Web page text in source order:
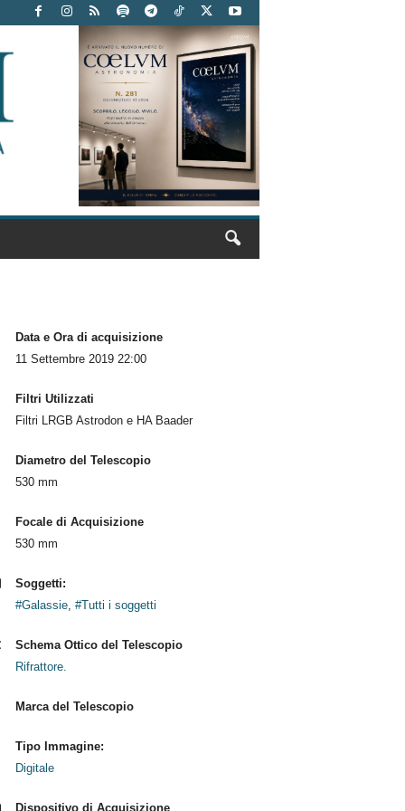
Data e Ora di acquisizione
11 Settembre 2019 22:00
Filtri Utilizzati
Filtri LRGB Astrodon e HA Baader
Diametro del Telescopio
530 mm
Focale di Acquisizione
530 mm
Soggetti:
#Galassie, #Tutti i soggetti
Schema Ottico del Telescopio
Rifrattore.
Marca del Telescopio
Tipo Immagine:
Digitale
Dispositivo di Acquisizione